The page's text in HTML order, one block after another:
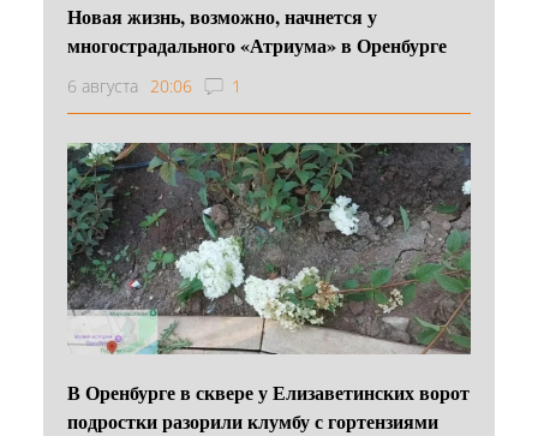
Новая жизнь, возможно, начнется у
многострадального «Атриума» в Оренбурге
6 августа 20:06 1
В Оренбурге в сквере у Елизаветинских ворот
подростки разорили клумбу с гортензиями